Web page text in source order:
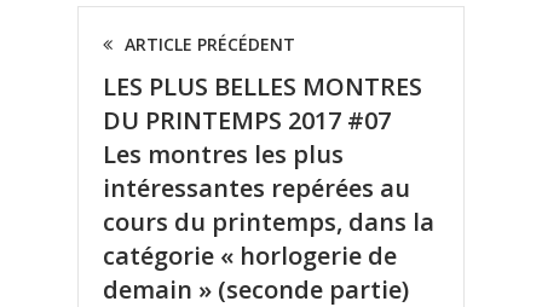
ARTICLE PRÉCÉDENT
LES PLUS BELLES MONTRES
DU PRINTEMPS 2017 #07
Les montres les plus
intéressantes repérées au
cours du printemps, dans la
catégorie « horlogerie de
demain » (seconde partie)